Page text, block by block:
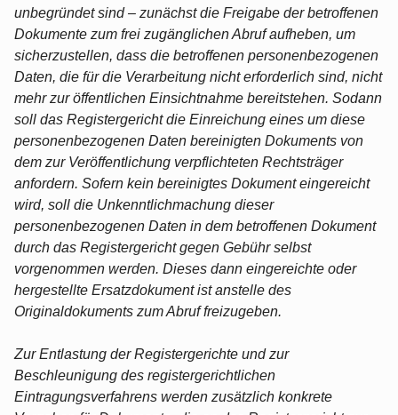
unbegründet sind – zunächst die Freigabe der betroffenen
Dokumente zum frei zugänglichen Abruf aufheben, um
sicherzustellen, dass die betroffenen personenbezogenen
Daten, die für die Verarbeitung nicht erforderlich sind, nicht
mehr zur öffentlichen Einsichtnahme bereitstehen. Sodann
soll das Registergericht die Einreichung eines um diese
personenbezogenen Daten bereinigten Dokuments von
dem zur Veröffentlichung verpflichteten Rechtsträger
anfordern. Sofern kein bereinigtes Dokument eingereicht
wird, soll die Unkenntlichmachung dieser
personenbezogenen Daten in dem betroffenen Dokument
durch das Registergericht gegen Gebühr selbst
vorgenommen werden. Dieses dann eingereichte oder
hergestellte Ersatzdokument ist anstelle des
Originaldokuments zum Abruf freizugeben.
Zur Entlastung der Registergerichte und zur
Beschleunigung des registergerichtlichen
Eintragungsverfahrens werden zusätzlich konkrete